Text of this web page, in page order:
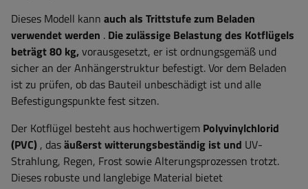
Dieses Modell kann auch als Trittstufe zum Beladen
verwendet werden . Die zulässige Belastung des Kotflügels
beträgt 80 kg,vorausgesetzt, er ist ordnungsgemäß und
sicher an der Anhängerstruktur befestigt. Vor dem Beladen
ist zu prüfen, ob das Bauteil unbeschädigt ist und alle
Befestigungspunkte fest sitzen.
Der Kotflügel besteht aus hochwertigem Polyvinylchlorid
(PVC) , dasäußerst witterungsbeständig ist und UV-
Strahlung, Regen, Frost sowie Alterungsprozessen trotzt.
Dieses robuste und langlebige Material bietet